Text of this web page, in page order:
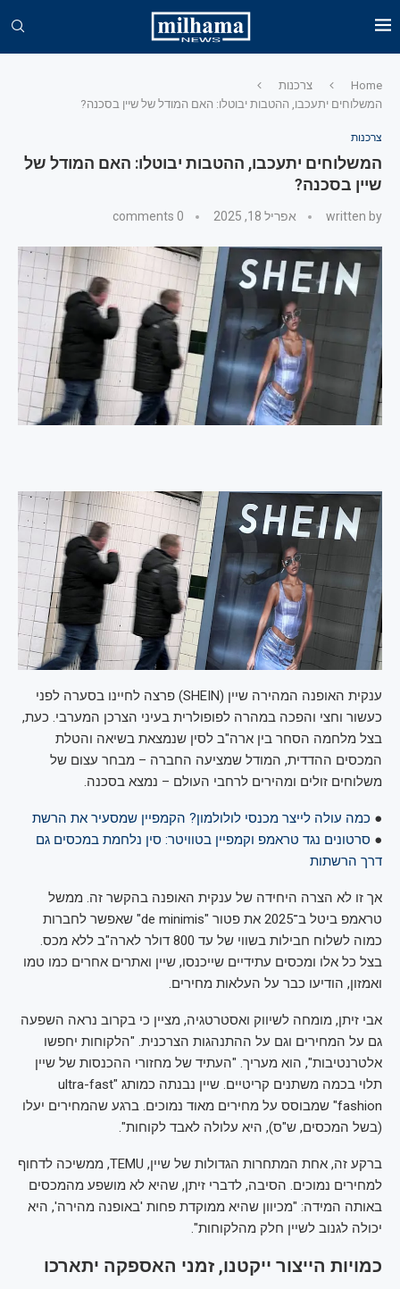
Home
צרכנות
המשלוחים יתעכבו, ההטבות יבוטלו: האם המודל של שיין בסכנה?
צרכנות
המשלוחים יתעכבו, ההטבות יבוטלו: האם המודל של
שיין בסכנה?
written by אפריל 18, 2025 0 comments
ענקית האופנה המהירה שיין (SHEIN) פרצה לחיינו בסערה לפני
כעשור וחצי והפכה במהרה לפופולרית בעיני הצרכן המערבי. כעת,
בצל מלחמה הסחר בין ארה"ב לסין שנמצאת בשיאה והטלת
המכסים ההדדית, המודל שמציעה החברה – מבחר עצום של
משלוחים זולים ומהירים לרחבי העולם – נמצא בסכנה.
● כמה עולה לייצר מכנסי לולולמון? הקמפיין שמסעיר את הרשת
● סרטונים נגד טראמפ וקמפיין בטוויטר: סין נלחמת במכסים גם
דרך הרשתות
אך זו לא הצרה היחידה של ענקית האופנה בהקשר זה. ממשל
טראמפ ביטל ב־2025 את פטור "de minimis" שאפשר לחברות
כמוה לשלוח חבילות בשווי של עד 800 דולר לארה"ב ללא מכס.
בצל כל אלו ומכסים עתידיים שייכנסו, שיין ואתרים אחרים כמו טמו
ואמזון, הודיעו כבר על העלאות מחירים.
אבי זיתן, מומחה לשיווק ואסטרטגיה, מציין כי בקרוב נראה השפעה
גם על המחירים וגם על ההתנהגות הצרכנית. "הלקוחות יחפשו
אלטרנטיבות", הוא מעריך. "העתיד של מחזורי ההכנסות של שיין
תלוי בכמה משתנים קריטיים. שיין נבנתה כמותג "ultra-fast
fashion" שמבוסס על מחירים מאוד נמוכים. ברגע שהמחירים יעלו
(בשל המכסים, ש"ס), היא עלולה לאבד לקוחות".
ברקע זה, אחת המתחרות הגדולות של שיין, TEMU, ממשיכה לדחוף
למחירים נמוכים. הסיבה, לדברי זיתן, שהיא לא מושפע מהמכסים
באותה המידה: "מכיוון שהיא ממוקדת פחות 'באופנה מהירה', היא
יכולה לגנוב לשיין חלק מהלקוחות".
כמויות הייצור ייקטנו, זמני האספקה יתארכו